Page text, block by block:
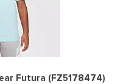
0
Futura (FZ5178474)